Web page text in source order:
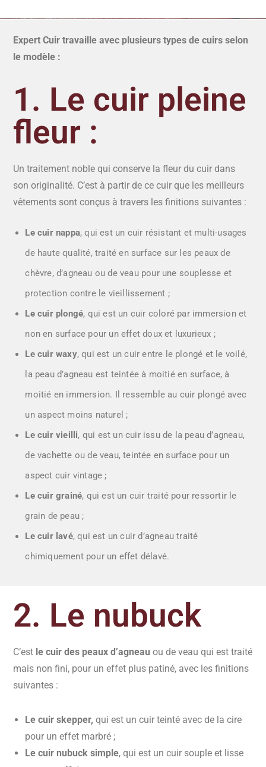
Expert Cuir travaille avec plusieurs types de cuirs selon
le modèle :
1. Le cuir pleine
fleur :
Un traitement noble qui conserve la fleur du cuir dans
son originalité. C’est à partir de ce cuir que les meilleurs
vêtements sont conçus à travers les finitions suivantes :
Le cuir nappa, qui est un cuir résistant et multi-usages
de haute qualité, traité en surface sur les peaux de
chèvre, d’agneau ou de veau pour une souplesse et
protection contre le vieillissement ;
Le cuir plongé, qui est un cuir coloré par immersion et
non en surface pour un effet doux et luxurieux ;
Le cuir waxy, qui est un cuir entre le plongé et le voilé,
la peau d’agneau est teintée à moitié en surface, à
moitié en immersion. Il ressemble au cuir plongé avec
un aspect moins naturel ;
Le cuir vieilli, qui est un cuir issu de la peau d’agneau,
de vachette ou de veau, teintée en surface pour un
aspect cuir vintage ;
Le cuir grainé, qui est un cuir traité pour ressortir le
grain de peau ;
Le cuir lavé, qui est un cuir d’agneau traité
chimiquement pour un effet délavé.
2. Le nubuck
C’est le cuir des peaux d’agneau ou de veau qui est traité
mais non fini, pour un effet plus patiné, avec les finitions
suivantes :
Le cuir skepper, qui est un cuir teinté avec de la cire
pour un effet marbré ;
Le cuir nubuck simple, qui est un cuir souple et lisse